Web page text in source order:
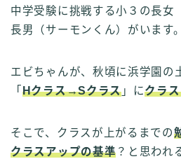
中学受験に挑戦する小３の長女
長男（サーモンくん）がいます。
エビちゃんが、秋頃に浜学園の
「 Hクラス→Sクラス 」にクラ
そこで、クラスが上がるまでの
クラスアップの基準 ？と思われ